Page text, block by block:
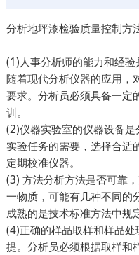
分析地坪漆检验质量控制方
(1)人事分析师的能力和经验
随着现代分析仪器的应用，
要求。分析员必须具备一定
训。
(2)仪器实验室的仪器设备
实验任务的需要，选择合适
定期校准仪器。
(3) 方法分析方法是否可靠
一物质，可能有几种不同的
成熟的是技术标准方法中规
(4)正确的样品取样和样品
提。分析员必须根据取样和